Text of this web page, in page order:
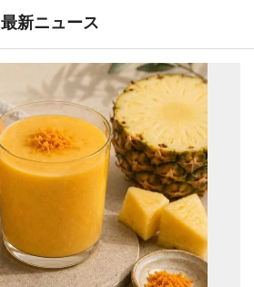
最新ニュース